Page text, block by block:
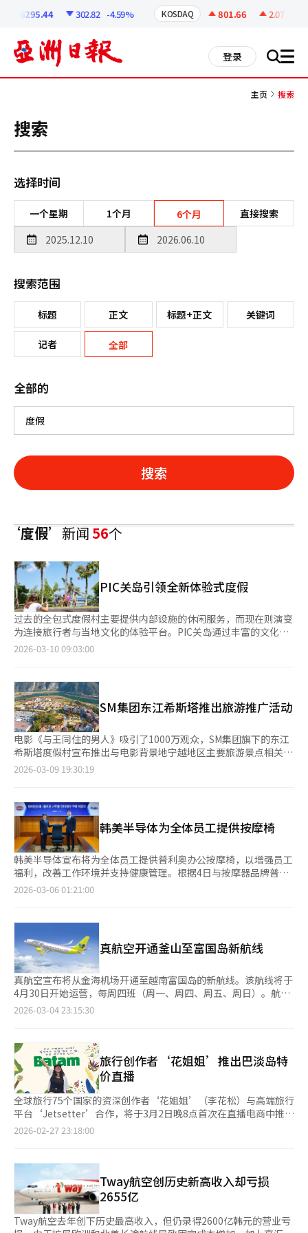
6295.44 302.82 -4.59% KOSDAQ 801.66 2.07
登录 搜 all
主页 搜索
搜索
选择时间
一个星期 1个月 6个月 直接搜索
搜索范围
标题 正文 标题+正文 关键词
记者 全部
全部的
搜索
‘度假’新闻56个
PIC关岛引领全新体验式度假
过去的全包式度假村主要提供内部设施的休闲服务，而现在则演变
为连接旅行者与当地文化的体验平台。PIC关岛通过丰富的文化体
验、儿童教育娱乐项目以及与专业“俱乐部伙伴”的情感交流，重
饮，还鼓励游客探索整个关岛。它成为游客接触关岛魅力的第一道
门。◆金卡：超越经济利益的旅行设计PIC关岛的“金卡”政策为
家庭游客提供免费儿童金卡，连接70多种活动和美食体验，提升旅
行密度。金卡的价值不仅限于度假村，还包括与当地文化的接触，
如每周三的查莫罗村夜市。◆儿童项目的进化：教育与成就PIC关
岛的儿童项目不仅是“照顾”，更是“成长”。“儿童俱乐部”提
供多样活动，帮助孩子们在专业指导下成长。特别是“让我们说英
语”项目，鼓励孩子们通过任务与俱乐部伙伴用英语交流，提升自
味公园”提供丰富的体验，包括全球仅有8处的人工水族馆浮潜设
施“游泳冒险”，让游客与2000多种热带鱼共游，体验海洋生态
的神奇。◆俱乐部伙伴：赋予全包式生命力的资产俱乐部伙伴不仅
是服务提供者，更是旅行者的朋友。他们在“探索PIC：关岛及其
周边”项目中，带领游客探索关岛的隐藏魅力，促进游客之间的互
动和联系。◆面对关岛的完美门户每年3月是关岛的“查莫罗传统
月”，PIC关岛通过椰子编织课和传统舞蹈课程，成为文化交流的
场所。全包式度假村的进化不仅在于内容的丰富，更在于与旅行者
索更广阔的世界，成为值得信赖的向导。
2026-03-10 09:03:00
SM集团东江希斯塔推出旅游推广活动
电影《与王同住的男人》吸引了1000万观众，SM集团旗下的东江
希斯塔度假村宣布推出与电影背景地宁越地区主要旅游景点相关的
推广活动。东江希斯塔位于江原道宁越郡，以自然、休闲和文化结
30%。此次推广活动将持续至本月底，旨在促进当地经济和旅游业
发展。入住东江希斯塔的客人若出示长陵、清岭浦等景点门票或电
影票，可在度假村内免费享用一份烧烤。此外，受电影中场景启发
的“宁越套餐”也将推出至4月，包含一晚住宿和两人份的传统餐
食，游客可品尝到当地特色的豆酱汤和贡菜。SM集团会长禹五铉
表示，希望通过民间投资开发项目的顺利完成，带动当地经济和旅
游业的发展。东江希斯塔代表理事金康民表示，随着电影的热映，
宁越重新受到关注，他们将继续探索与当地共同发展的模式，力争
编辑。
2026-03-09 19:30:19
韩美半导体为全体员工提供按摩椅
韩美半导体宣布将为全体员工提供普利奥办公按摩椅，以增强员工
福利，改善工作环境并支持健康管理。根据4日与按摩器品牌普利
奥签署的协议，韩美半导体将为员工提供售价110万韩元的“普利
倾斜。它可以通过USB-C充电，支持无线使用，适合办公室环境。
在不使用按摩功能时，它也可作为普通办公椅使用。韩美半导体员
工期待通过使用按摩椅缓解身体疲劳，提高工作专注度。普利奥成
立于2022年，是一家快速发展的高端按摩器和家用护理设备公
司。2025年，该公司被评为“2025年千亿企业”，销售额超过
1000亿韩元。韩美半导体最近不断扩大员工福利。上月与加川大
学吉医院签署协议，为全体员工提供价值100万韩元的免费健康检
查，并为直系亲属提供50%折扣。此外，去年与豪华酒店及度假村
Ananti度假村及其设施。其他福利包括额外带薪假期、高中和大
学生子女的学费支持、免费单人宿舍、与新韩卡合作的福利信用
卡，以及生日和生育等各种庆祝活动的支持。公司还设有长期服务
奖、贡献奖和知识产权奖等多种奖励制度。韩美半导体计划在今年
12月向员工发放价值1342亿韩元的公司股票，以奖励员工对公司
发展的贡献。韩美半导体相关人士表示：“为员工创造最佳工作环
境是企业竞争力的关键，我们将继续支持员工的再充电和提高工作
效率。”※ 本报道经人工智能（AI）系统翻译与编辑。
2026-03-06 01:21:00
真航空开通釜山至富国岛新航线
真航空宣布将从金海机场开通至越南富国岛的新航线。该航线将于
4月30日开始运营，每周四班（周一、周四、周五、周日）。航班
周一和周五晚上7:55从金海机场起飞，周四和周日晚上8:05起飞，
地。该岛被指定为经济特区，并将于2027年举办APEC峰会，基础
设施迅速发展。真航空自2023年以来不断拓展国际航线，包括芽
庄、东京、名古屋等地。此次新航线使其从釜山出发的国际航线增
至17条。真航空表示，希望旅客能在富国岛体验美丽风景和旅游设
施，并将继续努力开拓新航线。※ 本报道经人工智能（AI）系统翻
译与编辑。
2026-03-04 23:15:30
旅行创作者‘花姐姐’推出巴淡岛特
价直播
全球旅行75个国家的资深创作者‘花姐姐’（李花松）与高端旅行
平台‘Jetsetter’合作，将于3月2日晚8点首次在直播电商中推出
巴淡岛旅行产品。巴淡岛是廖内群岛的中心，从仁川直飞约6小时
丹岛介绍为“想再去的旅行地”。此次直播将打破传统购物模式，
基于实际旅行经验，精选住宿和行程。此次直播销售的产品使用济
州航空直航，入住阿斯顿巴淡或雷迪森巴淡时，提供免费升级至豪
华客房的独家优惠。旅行行程可选择3晚5日或4晚6日的自由行，
出发时间为3月7日至5月27日。特价和优惠仅在直播期间有效，结
2026-02-27 23:18:00
Tway航空创历史新高收入却亏损
2655亿
Tway航空去年创下历史最高收入，但仍录得2600亿韩元的营业亏